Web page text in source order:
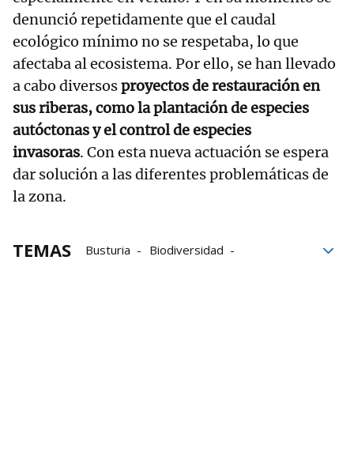
denunció repetidamente que el caudal
ecológico mínimo no se respetaba, lo que
afectaba al ecosistema. Por ello, se han llevado
a cabo diversosproyectos de restauración en
sus riberas, como la plantación de especies
autóctonas y el control de especies
invasoras. Con esta nueva actuación se espera
dar solución a las diferentes problemáticas de
la zona.
TEMAS Busturia
Biodiversidad